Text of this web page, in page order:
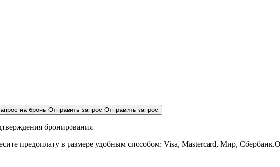
на бронь Отправить запрос Отправить запрос
бронирования
предоплату в размере удобным способом: Visa, Mastercard, Мир,